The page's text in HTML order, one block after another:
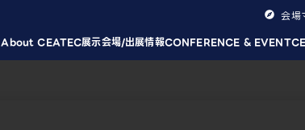
About CEATEC展示会場/出展情報CONFERENCE & EVENT
会場